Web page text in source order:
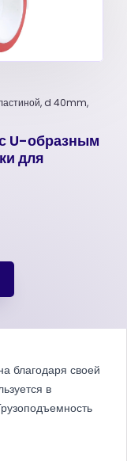
d 40mm,
U-образным
для
благодаря своей
в